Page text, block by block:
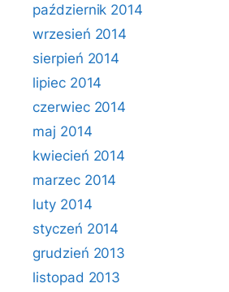
październik 2014
wrzesień 2014
sierpień 2014
lipiec 2014
czerwiec 2014
maj 2014
kwiecień 2014
marzec 2014
luty 2014
styczeń 2014
grudzień 2013
listopad 2013